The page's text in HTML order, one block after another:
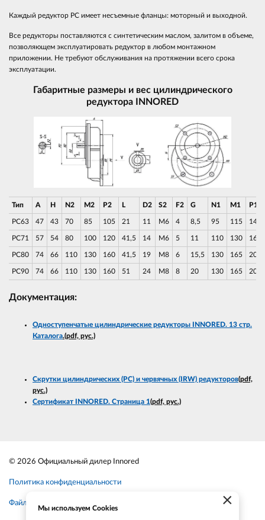
Каждый редуктор РС имеет несъемные фланцы: моторный и выходной.
Все редукторы поставляются с синтетическим маслом, залитом в объеме,
позволяющем эксплуатировать редуктор в любом монтажном
приложении. Не требуют обслуживания на протяжении всего срока
эксплуатации.
Габаритные размеры и вес цилиндрического
редуктора
INNORED
Тип A H N2 М2 P2 L D2 S2 F2 G N1 M1 P1
PC63 47 43 70 85 105 21 11 M6 4 8,5 95 115 140
PC71 57 54 80 100 120 41,5 14 M6 5 11 110 130 160
PC80 74 66 110 130 160 41,5 19 M8 6 15,5 130 165 200
PC90 74 66 110 130 160 51 24 M8 8 20 130 165 200
Документация:
Одноступенчатые цилиндрические редукторы INNORED. 13 стр.
Каталога.(pdf, рус.)
Скрутки цилиндрических (PC) и червячных (IRW) редукторов(pdf,
рус.)
Сертификат INNORED. Страница 1(pdf, рус.)
© 2026 Официальный дилер Innored
Политика конфиденциальности
Файлы cookie ×
Мы используем Cookies